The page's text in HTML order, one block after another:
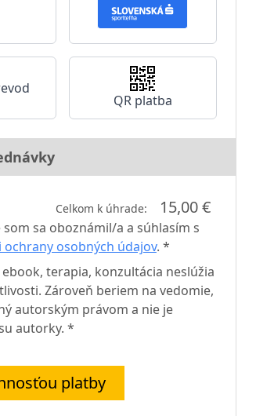
QR platba
Celkom k úhrade: 15,00 €
sa oboznámil/a a súhlasím s
ochrany osobných údajov. *
terapia, konzultácia neslúžia
Zároveň beriem na vedomie,
autorským právom a nie je
autorky. *
platby